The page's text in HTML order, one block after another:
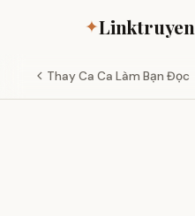
✦Linktruyen
Thay Ca Ca Làm Bạn Đọc